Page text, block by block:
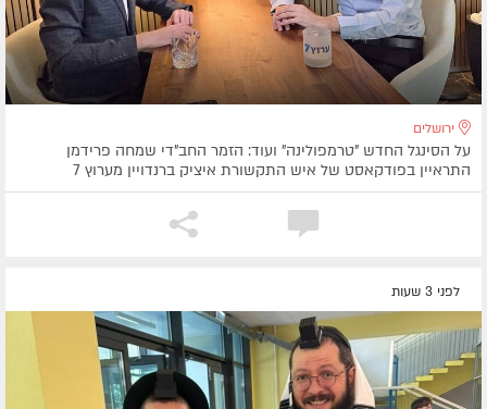
ירושלים
על הסינגל החדש "טרמפולינה" ועוד: הזמר החב"די שמחה פרידמן
התראיין בפודקאסט של איש התקשורת איציק ברנדויין מערוץ 7
לפני 3 שעות